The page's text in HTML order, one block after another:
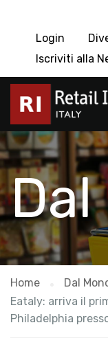
Login
Iscriviti alla
Home
Dal
Eataly: arriva il
Philadelphia